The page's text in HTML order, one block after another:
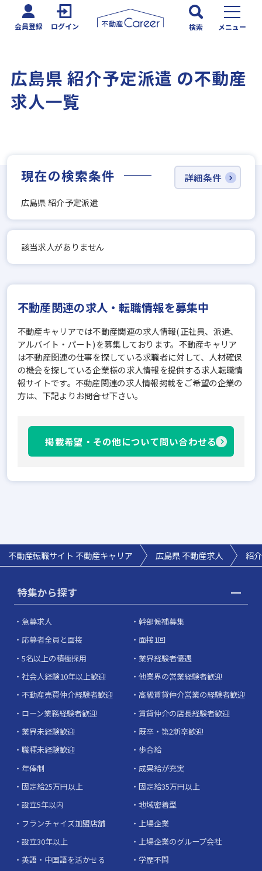
会員登録 ログイン 検索 メニュー
広島県 紹介予定派遣 の不動産
求人一覧
現在の検索条件
広島県 紹介予定派遣
詳細条件
該当求人がありません
不動産関連の求人・転職情報を募集中
不動産キャリアでは不動産関連の求人情報(正社員、派遣、
アルバイト・パート)を募集しております。不動産キャリア
は不動産関連の仕事を探している求職者に対して、人材確保
の機会を探している企業様の求人情報を提供する求人転職情
報サイトです。不動産関連の求人情報掲載をご希望の企業の
方は、下記よりお問合せ下さい。
掲載希望・その他について問い合わせる
不動産転職サイト 不動産キャリア 広島県不動産求人 紹
特集から探す
急募求人
幹部候補募集
応募者全員と面接
面接1回
5名以上の積極採用
業界経験者優遇
社会人経験10年以上歓迎
他業界の営業経験者歓迎
不動産売買仲介経験者歓迎
高級賃貸仲介営業の経験者歓迎
ローン業務経験者歓迎
賃貸仲介の店長経験者歓迎
業界未経験歓迎
既卒・第2新卒歓迎
職種未経験歓迎
歩合給
年俸制
成果給が充実
固定給25万円以上
固定給35万円以上
設立5年以内
地域密着型
フランチャイズ加盟店舗
上場企業
設立30年以上
上場企業のグループ会社
英語・中国語を活かせる
学歴不問